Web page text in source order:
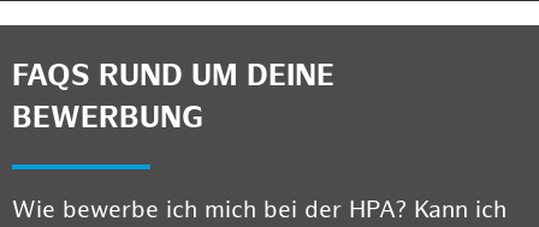
FAQS RUND UM DEINE
BEWERBUNG
Wie bewerbe ich mich bei der HPA? Kann ich